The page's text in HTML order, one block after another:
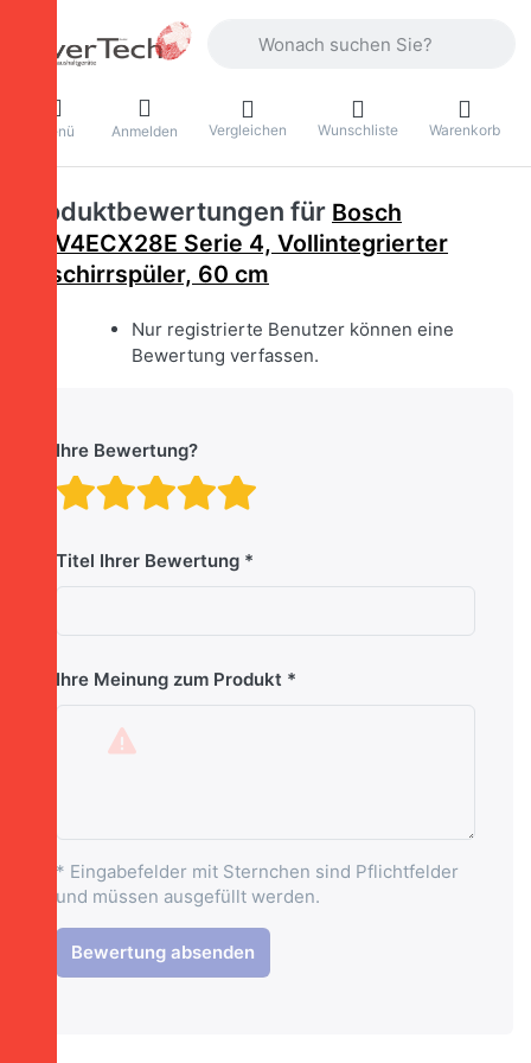
Menü Anmelden Vergleichen Wunschliste Warenkorb
Produktbewertungen für Bosch
SMV4ECX28E Serie 4, Vollintegrierter
Geschirrspüler, 60 cm
Nur registrierte Benutzer können eine
Bewertung verfassen.
Ihre Bewertung?
Bewertung: 4 von
Bewertung: 3 von 5
Bewertung: 2 von 5
Bewertung: 1 von 5
Titel Ihrer Bewertung
Ihre Meinung zum Produkt
* Eingabefelder mit Sternchen sind Pflichtfelder
und müssen ausgefüllt werden.
Bewertung absenden